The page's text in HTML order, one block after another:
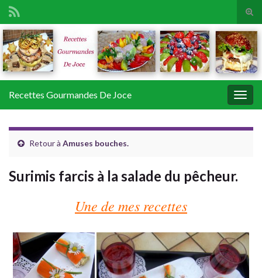
Search for:
Recettes Gourmandes De Joce
Retour à Amuses bouches.
Surimis farcis à la salade du pêcheur.
Une de mes recettes